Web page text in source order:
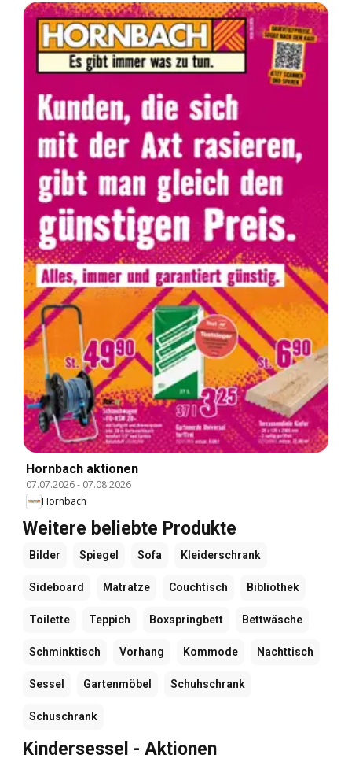
Hornbach aktionen
07.07.2026- 07.08.2026
Hornbach
Weitere beliebte Produkte
Bilder Spiegel Sofa Kleiderschrank
Sideboard Matratze Couchtisch Bibliothek
Toilette Teppich Boxspringbett Bettwäsche
Schminktisch Vorhang Kommode Nachttisch
Sessel Gartenmöbel Schuhschrank
Schuschrank
Kindersessel - Aktionen